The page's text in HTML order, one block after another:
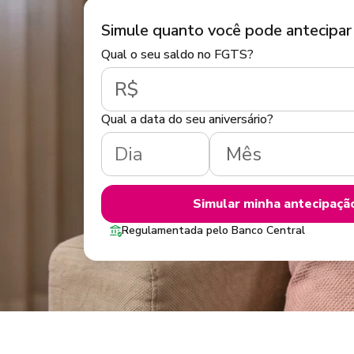
Simule quanto você pode antecipar
Qual o seu saldo no FGTS?
R$
Qual a data do seu aniversário?
Simular minha
Regulamentada pelo Banco Central